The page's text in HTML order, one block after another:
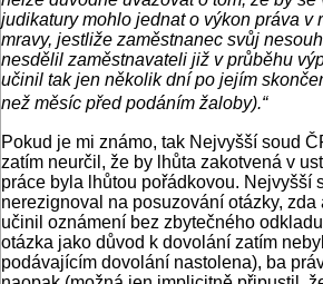
judikatury mohlo jednat o výkon práva v
mravy, jestliže zaměstnanec svůj
nesdělil zaměstnavateli již v průběhu
učinil tak jen několik dní po jejím
než měsíc před podáním žaloby).“
Pokud je mi známo, tak Nejvyšší soud
zatím neurčil, že by lhůta zakotvená v
práce byla lhůtou pořádkovou. Nejvyšší
nerezignoval na posuzování otázky, zda
učinil oznámení bez zbytečného
otázka jako důvod k dovolání zatím
podávajícím dovolání nastolena), ba